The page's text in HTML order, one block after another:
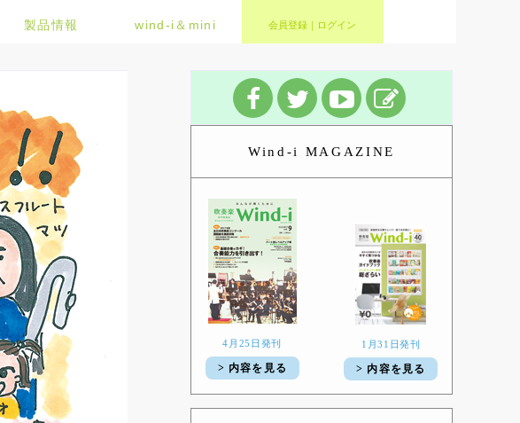
製品情報 wind-i＆mini 会員登録｜ログイン
Wind-i MAGAZINE
4月25日発刊
> 内容を見る
1月31日発刊
> 内容を見る